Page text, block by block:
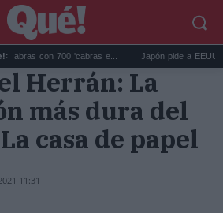
con 700 'cabras e... Japón pide a EEUU que
Herrán: La
más dura del
casa de papel
11:31